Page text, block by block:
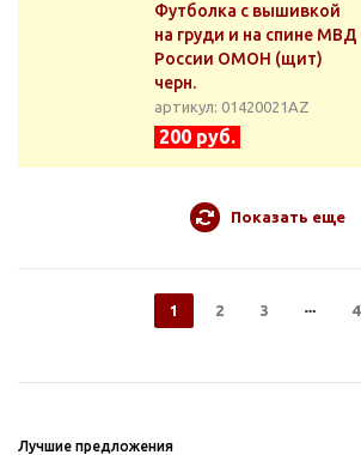
Футболка с вышивкой
на груди и на спине МВД
России ОМОН (щит)
черн.
артикул: 01420021АZ
200 руб.
Показать еще
1 2 3 4
Лучшие предложения